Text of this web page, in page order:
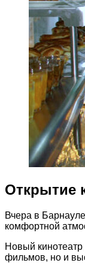
Открытие
Вчера в
комфортной
Новый кинотеатр
фильмов, но и